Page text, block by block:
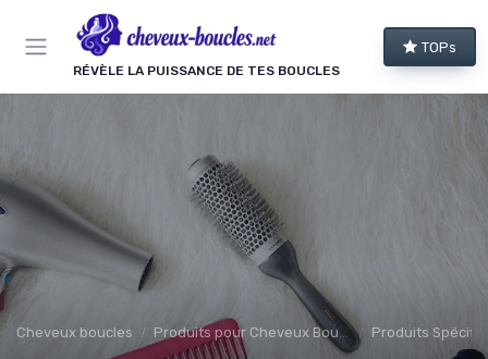
RÉVÈLE LA PUISSANCE DE TES BOUCLES
TOPs
Cheveux boucles Produits pour Cheveux Bouclés et Texturés Produits
Panneau de gestion des cookies